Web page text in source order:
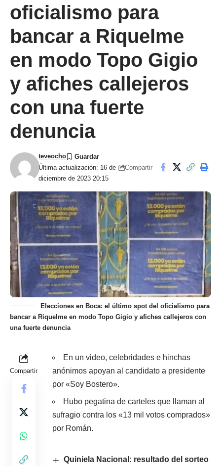
oficialismo para
bancar a Riquelme
en modo Topo Gigio
y afiches callejeros
con una fuerte
denuncia
Última actualización: 16 de
diciembre de 2023 20:15
teveocho
Compartir
Elecciones en Boca: el último spot del oficialismo para
bancar a Riquelme en modo Topo Gigio y afiches callejeros con
una fuerte denuncia
Compartir
En un video, celebridades e hinchas
anónimos apoyan al candidato a presidente
por «Soy Bostero».
Hubo pegatina de carteles que llaman al
sufragio contra los «13 mil votos comprados»
por Román.
Quiniela Nacional: resultado del sorteo